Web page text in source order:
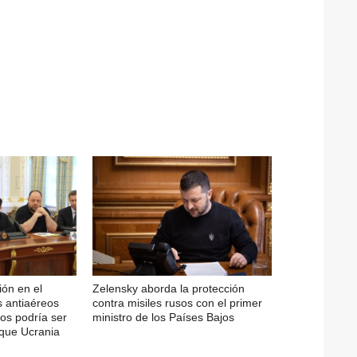
en el
antiaéreos
podría ser
Ucrania
Zelensky aborda la protección
contra misiles rusos con el primer
ministro de los Países Bajos